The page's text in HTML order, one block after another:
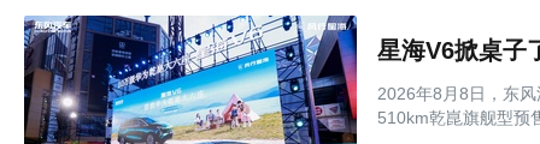
星海V6掀桌子
2026年8月8日，东
510km乾崑旗舰型预